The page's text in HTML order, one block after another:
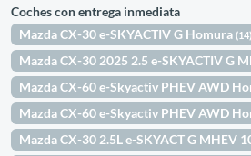
Coches con entrega inmediata
Mazda CX-30 e-SKYACTIV G Homura(14)
Mazda CX-30 2025 2.5 e-SKYACTIV G
Mazda CX-60 e-Skyactiv PHEV AWD
Mazda CX-60 e-Skyactiv PHEV AWD
Mazda CX-30 2.5L e-SKYACT G MHEV